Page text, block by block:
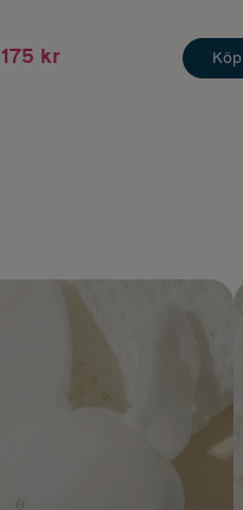
175 kr Köp